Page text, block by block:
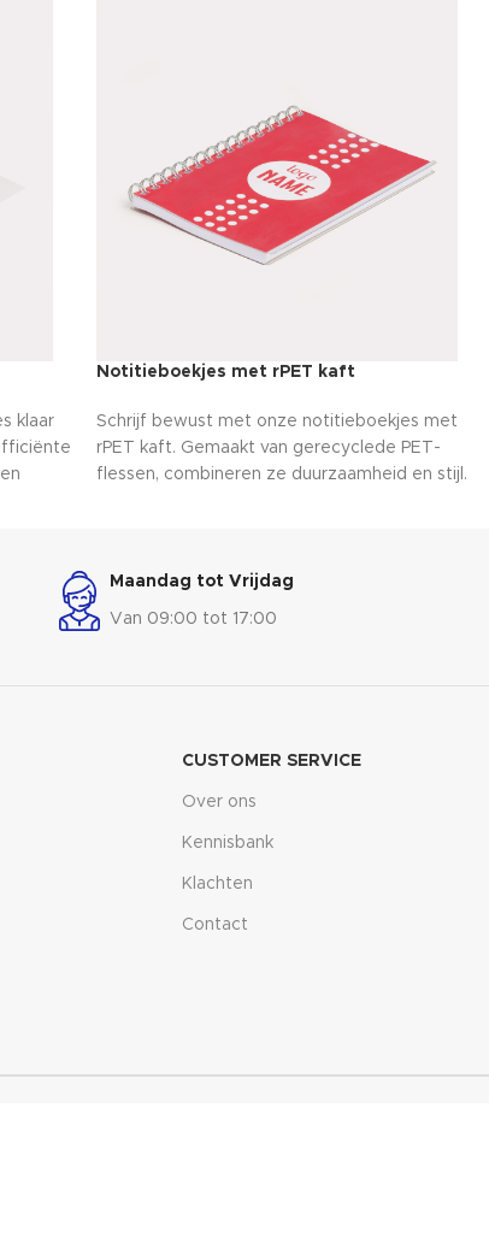
klaar
Notitieboekjes met rPET kaft
Schrijf bewust met onze notitieboekjes met
rPET kaft. Gemaakt van gerecyclede PET-
flessen, combineren ze duurzaamheid en stijl.
op kwaliteit!
Maandag tot Vrijdag
Van 09:00 tot 17:00
CUSTOMER SERVICE
Over ons
Kennisbank
Klachten
Contact